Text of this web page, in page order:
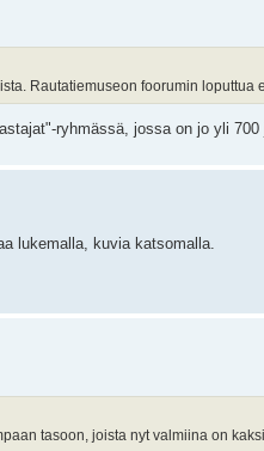
Rautatiemuseon foorumin loputtua
ryhmässä, jossa on jo yli 700
lukemalla, kuvia katsomalla.
tasoon, joista nyt valmiina on